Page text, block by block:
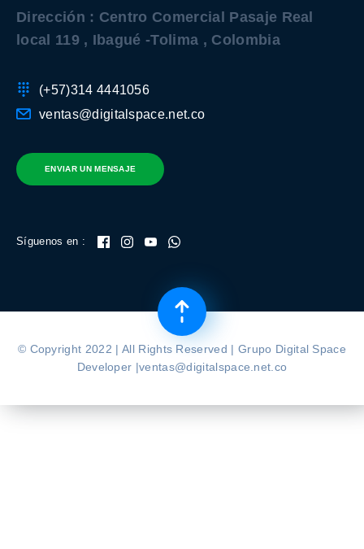
Dirección : Centro Comercial Pasaje Real
local 119 , Ibagué -Tolima , Colombia
(+57)314 4441056
ventas@digitalspace.net.co
ENVIAR UN MENSAJE
Síguenos en :
© Copyright 2022 | All Rights Reserved | Grupo Digital Space
Developer |ventas@digitalspace.net.co